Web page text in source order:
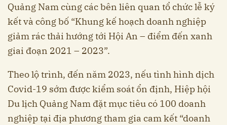
Quảng Namcùng các bên liên quan tổ chức lễ ký
kết và công bố “Khung kế hoạch doanh nghiệp
giảm rác thải hướng tới Hội An – điểm đến xanh
giai đoạn 2021 – 2023”.
Theo lộ trình, đến năm 2023, nếu tình hình dịch
Covid-19 sớm được kiểm soát ổn định, Hiệp hội
Du lịch Quảng Nam đặt mục tiêu có 100 doanh
nghiệp tại địa phương tham gia cam kết “doanh